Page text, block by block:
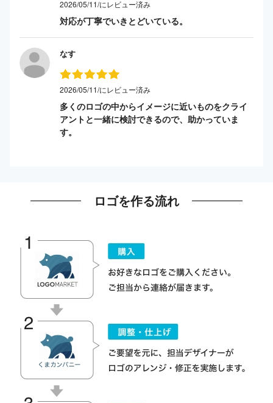
2026/05/11/にレビュー済み
対応が丁寧でいきとどいている。
なす
2026/05/11/にレビュー済み
多くのロゴの中からイメージに近いものをクライ
アントと一緒に検討できるので、助かっていま
す。
ロゴを作る流れ